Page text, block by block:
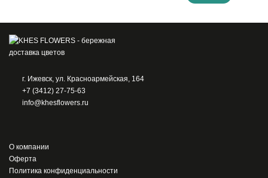
г. Ижевск, ул. Красноармейская, 164
+7 (3412) 27-75-63
info@khesflowers.ru
О компании
Оферта
Политика конфиденциальности